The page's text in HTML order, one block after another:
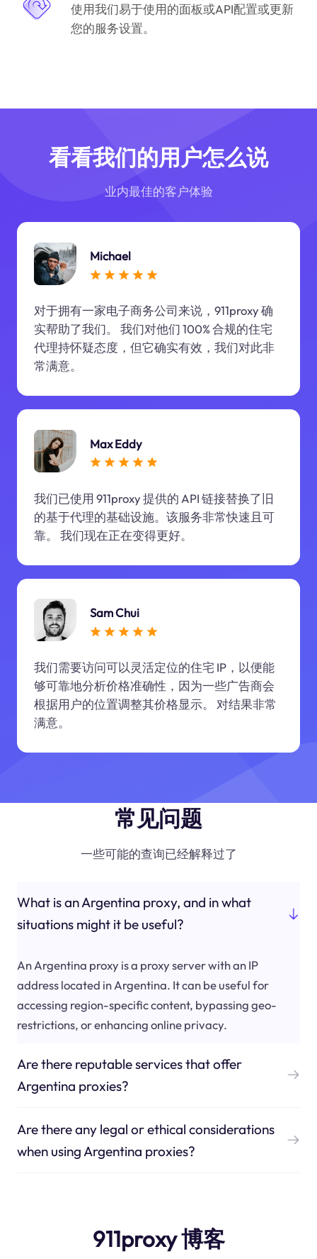
使用我们易于使用的面板或API配置或更新
您的服务设置。
看看我们的用户怎么说
业内最佳的客户体验
Michael
对于拥有一家电子商务公司来说，911proxy 确
实帮助了我们。 我们对他们 100% 合规的住宅
代理持怀疑态度，但它确实有效，我们对此非
常满意。
Max Eddy
我们已使用 911proxy 提供的 API 链接替换了旧
的基于代理的基础设施。该服务非常快速且可
靠。 我们现在正在变得更好。
Sam Chui
我们需要访问可以灵活定位的住宅 IP，以便能
够可靠地分析价格准确性，因为一些广告商会
根据用户的位置调整其价格显示。 对结果非常
满意。
常见问题
一些可能的查询已经解释过了
What is an Argentina proxy, and in what
situations might it be useful?
An Argentina proxy is a proxy server with an IP
address located in Argentina. It can be useful for
accessing region-specific content, bypassing geo-
restrictions, or enhancing online privacy.
Are there reputable services that offer
Argentina proxies?
Are there any legal or ethical considerations
when using Argentina proxies?
911proxy 博客